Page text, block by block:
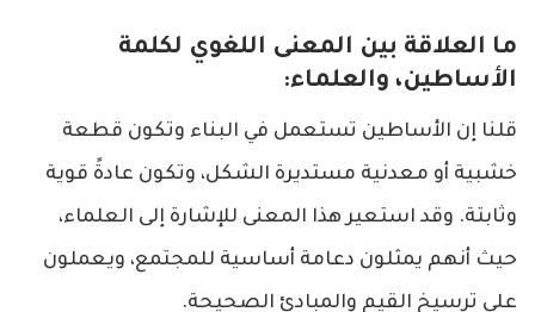
ما العلاقة بين المعنى اللغوي لكلمة
الأساطين، والعلماء:
قلنا إن الأساطين تستعمل في البناء وتكون قطعة
خشبية أو معدنية مستديرة الشكل، وتكون عادةً قوية
وثابتة. وقد استعير هذا المعنى للإشارة إلى العلماء،
حيث أنهم يمثلون دعامة أساسية للمجتمع، ويعملون
على ترسيخ القيم والمبادئ الصحيحة.